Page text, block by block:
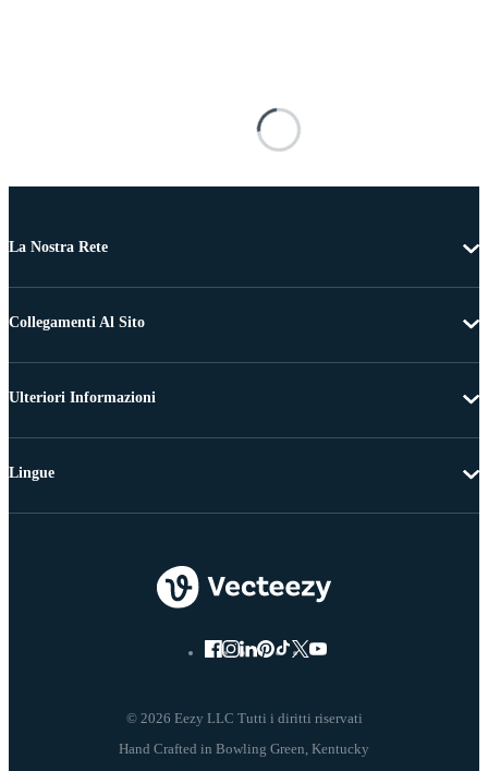
La Nostra Rete
Collegamenti Al Sito
Ulteriori Informazioni
© 2026 Eezy LLC Tutti i diritti riservati
Lingue